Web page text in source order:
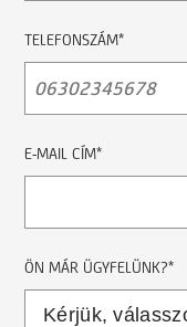
TELEFONSZÁM*
E-MAIL CÍM*
ÖN MÁR ÜGYFELÜNK?*